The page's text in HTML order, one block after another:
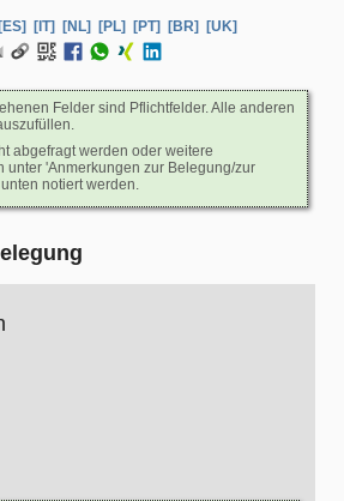
[ES] [IT] [NL] [PL] [PT] [BR]
[UK]
Felder sind Pflichtfelder. Alle anderen
abgefragt werden oder weitere
unter 'Anmerkungen zur Belegung/zur
notiert werden.